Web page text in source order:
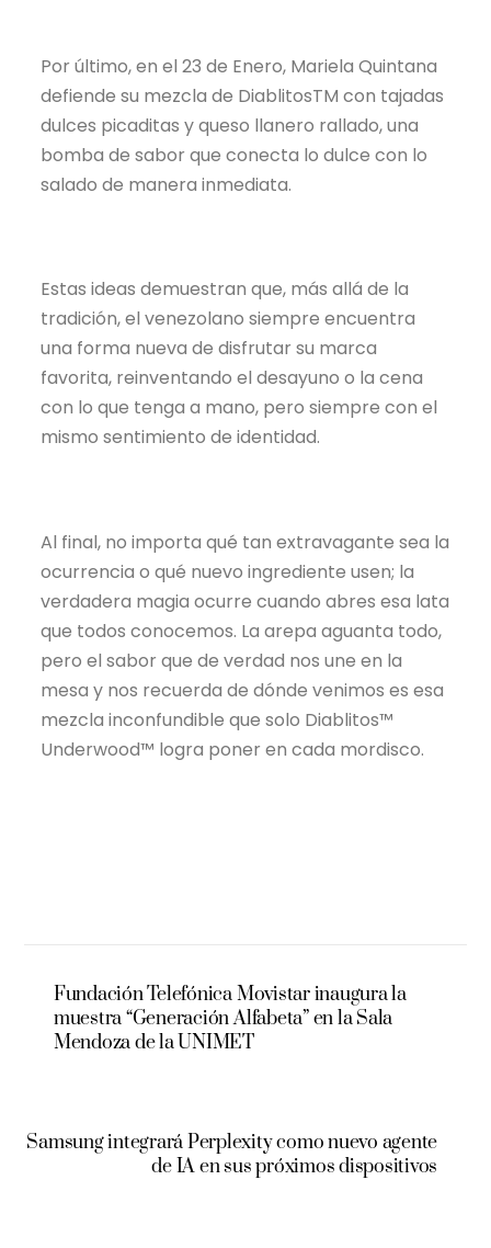
Por último, en el 23 de Enero, Mariela Quintana
defiende su mezcla de DiablitosTM con tajadas
dulces picaditas y queso llanero rallado, una
bomba de sabor que conecta lo dulce con lo
salado de manera inmediata.
Estas ideas demuestran que, más allá de la
tradición, el venezolano siempre encuentra
una forma nueva de disfrutar su marca
favorita, reinventando el desayuno o la cena
con lo que tenga a mano, pero siempre con el
mismo sentimiento de identidad.
Al final, no importa qué tan extravagante sea la
ocurrencia o qué nuevo ingrediente usen; la
verdadera magia ocurre cuando abres esa lata
que todos conocemos. La arepa aguanta todo,
pero el sabor que de verdad nos une en la
mesa y nos recuerda de dónde venimos es esa
mezcla inconfundible que solo Diablitos™
Underwood™ logra poner en cada mordisco.
Fundación Telefónica Movistar inaugura la
muestra “Generación Alfabeta” en la Sala
Mendoza de la UNIMET
Samsung integrará Perplexity como nuevo agente
de IA en sus próximos dispositivos